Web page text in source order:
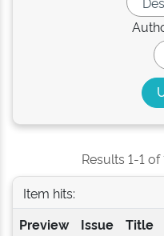
Results 1-1
Item hits:
Preview
Issue
Title